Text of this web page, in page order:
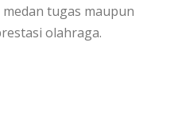
tugas maupun
olahraga.